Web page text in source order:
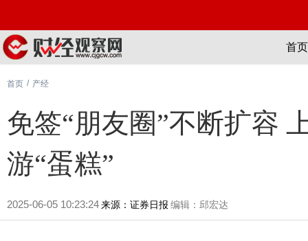
首页
首页 / 产经
免签“朋友圈”不断扩容
游“蛋糕”
2025-06-05 10:23:24来源：证券日报 编辑：邱宏达